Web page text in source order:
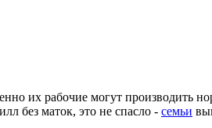
их рабочие могут производить
без маток, это не спасло - семьи